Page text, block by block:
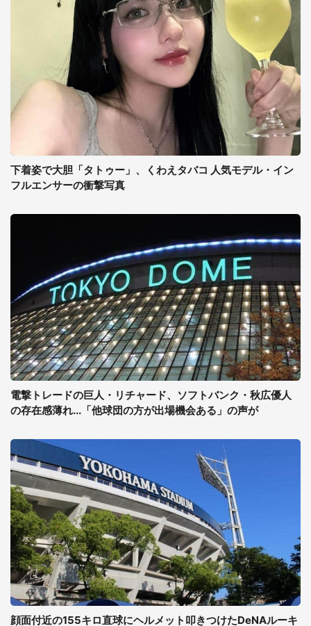
下着姿で大胆「タトゥー」、くわえタバコ 人気モデル・イン
フルエンサーの衝撃写真
電撃トレードの巨人・リチャード、ソフトバンク・秋広優人
の存在感薄れ...「他球団の方が出場機会ある」の声が
顔面付近の155キロ直球にヘルメット叩きつけたDeNAルーキ